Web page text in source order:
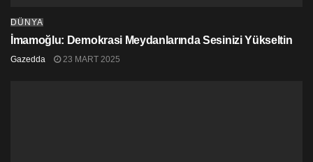
DÜNYA
İmamoğlu: Demokrasi Meydanlarında Sesinizi Yükseltin
Gazedda 23 MART 2025